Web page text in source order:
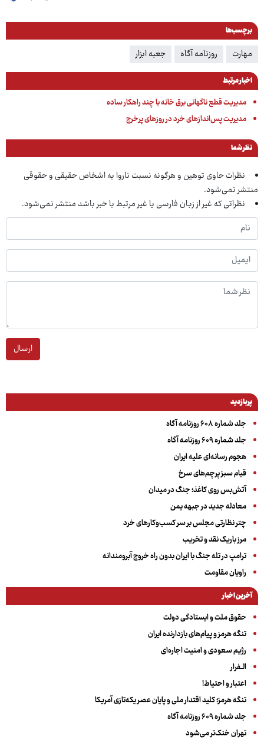
برچسب‌ها
مهارت روزنامه آگاه جعبه ابزار
اخبار مرتبط
مدیریت قطع ناگهانی برق خانه با چند راهکار ساده
مدیریت پس‌اندازهای خرد در روزهای پرخرج
نظر شما
نظرات حاوی توهین و هرگونه نسبت ناروا به اشخاص حقیقی و حقوقی
منتشر نمی‌شود.
نظراتی که غیر از زبان فارسی یا غیر مرتبط با خبر باشد منتشر نمی‌شود.
ارسال
پربازدید
جلد شماره ۶۰۸ روزنامه آگاه
جلد شماره ۶۰۹ روزنامه آگاه
هجوم رسانه‌ای علیه ایران
قیام سبز پرچم‌های سرخ
آتش‌بس روی کاغذ؛ جنگ در میدان
معادله جدید در جبهه یمن
چتر نظارتی مجلس بر سر کسب‌وکارهای خرد
مرز باریک نقد و تخریب
ترامپ در تله جنگ با ایران بدون راه خروج آبرومندانه
راویان مقاومت
آخرین اخبار
حقوق ملت و ایستادگی دولت
تنگه هرمز و پیام‌های بازدارنده ایران
رژیم سعودی و امنیت اجاره‌ای
الــفرار
اعتبار و احتیاط!
تنگه هرمز؛ کلید اقتدار ملی و پایان عصر یکه‌تازی آمریکا
جلد شماره ۶۰۹ روزنامه آگاه
تهران خنک‌تر می‌شود